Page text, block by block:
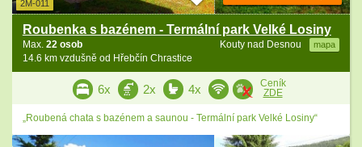
2M-011
Roubenka s bazénem - Termální park Velké Losiny
Kouty nad Desnou mapa
Max. 22 osob
14.6 km vzdušně od Hřebčín Chrastice
6x 2x 4x
Ceník
ZDE
„Roubená chata s bazénem a saunou - Termální park Velké Losiny“